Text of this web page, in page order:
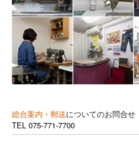
総合案内・郵送についてのお問合せ
TEL 075-771-7700